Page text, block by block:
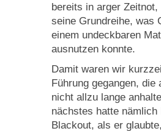
bereits in arger Zeitnot,
seine Grundreihe, was
einem undeckbaren
ausnutzen konnte.
Damit waren wir
Führung gegangen, die
nicht allzu lange
nächstes hatte nämlich
Blackout, als er